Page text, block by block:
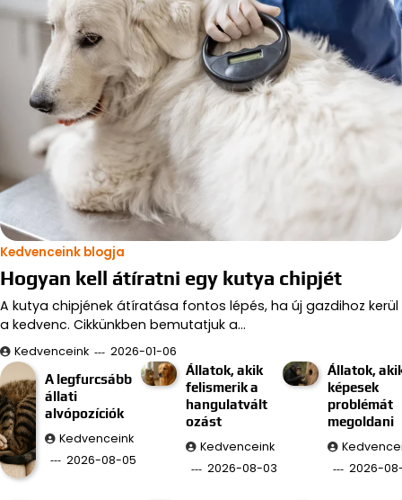
Kedvenceink blogja
Hogyan kell átíratni egy kutya chipjét
A kutya chipjének átíratása fontos lépés, ha új gazdihoz kerül
a kedvenc. Cikkünkben bemutatjuk a…
Kedvenceink
2026-01-06
A legfurcsább
állati
alvópozíciók
Kedvenceink
2026-08-05
Állatok, akik
felismerik a
hangulatvált
ozást
Kedvenceink
2026-08-03
Állatok,
képesek
problémát
megoldani
2026-